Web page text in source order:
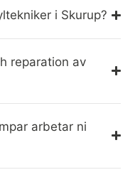
i Skurup?
reparation av
arbetar ni